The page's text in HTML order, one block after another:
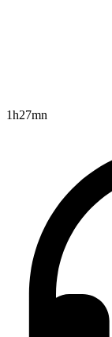
1h27mn